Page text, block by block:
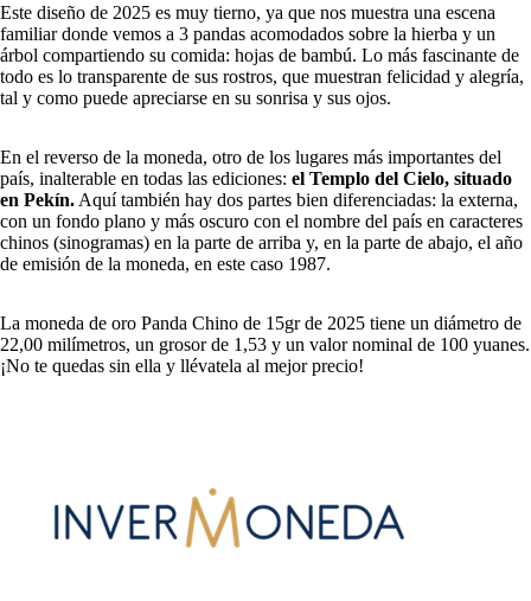
Este diseño de 2025 es muy tierno, ya que nos muestra una escena
familiar donde vemos a 3 pandas acomodados sobre la hierba y un
árbol compartiendo su comida: hojas de bambú. Lo más fascinante de
todo es lo transparente de sus rostros, que muestran felicidad y alegría,
tal y como puede apreciarse en su sonrisa y sus ojos.
En el reverso de la moneda, otro de los lugares más importantes del
país, inalterable en todas las ediciones: el Templo del Cielo, situado
en Pekín. Aquí también hay dos partes bien diferenciadas: la externa,
con un fondo plano y más oscuro con el nombre del país en caracteres
chinos (sinogramas) en la parte de arriba y, en la parte de abajo, el año
de emisión de la moneda, en este caso 1987.
La moneda de oro Panda Chino de 15gr de 2025 tiene un diámetro de
22,00 milímetros, un grosor de 1,53 y un valor nominal de 100 yuanes.
¡No te quedas sin ella y llévatela al mejor precio!